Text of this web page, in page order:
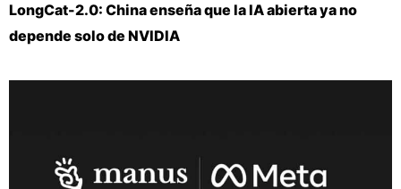
LongCat-2.0: China enseña que la IA abierta ya no
depende solo de NVIDIA